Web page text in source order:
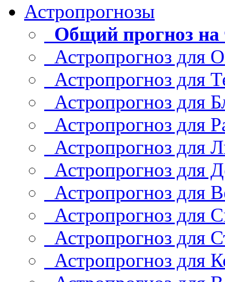
Астропрогнозы
Общий прогноз
Астропрогноз для
Астропрогноз для
Астропрогноз для
Астропрогноз для
Астропрогноз для
Астропрогноз для
Астропрогноз для
Астропрогноз для
Астропрогноз для
Астропрогноз для